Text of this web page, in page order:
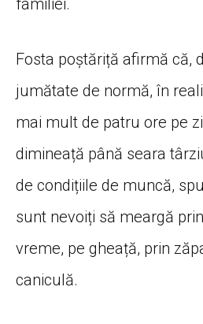
Fosta poștăriță afirmă că,
jumătate de normă, în
mai mult de patru ore pe
dimineață până seara
de condițiile de muncă,
sunt nevoiți să meargă
vreme, pe gheață, prin
caniculă.